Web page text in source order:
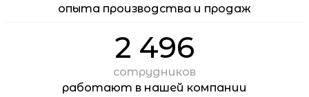
опыта производства и продаж
2 496
сотрудников
работают в нашей компании